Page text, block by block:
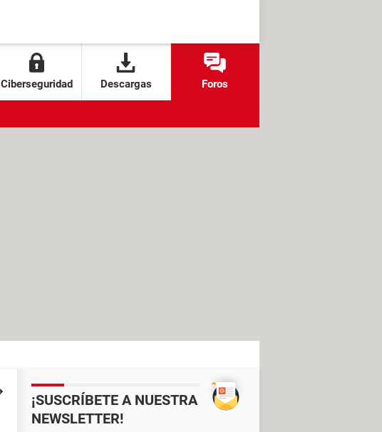
Ciberseguridad Descargas Foros
¡SUSCRÍBETE A NUESTRA
NEWSLETTER!